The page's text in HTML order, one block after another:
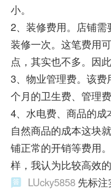
小。
2、装修费用。店铺
装修一次。这笔费用
点，其实也不多。因
3、物业管理费。该
个月的卫生费、管理
4、水电费、商品的成
自然商品的成本这块
铺正常的开销等费用
样，我认为比较高效
LUcky5858 先标